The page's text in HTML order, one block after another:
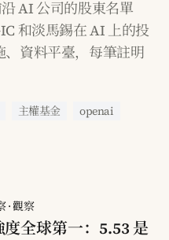
AI 公司的股東名單
和淡馬錫在 AI 上的投
資料平臺，每筆註明
主權基金
openai
·觀察
全球第一：5.53 是